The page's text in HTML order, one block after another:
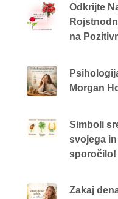
Odkrijte
na
Morgan
Simboli
svojega
sporočilo!
Zakaj